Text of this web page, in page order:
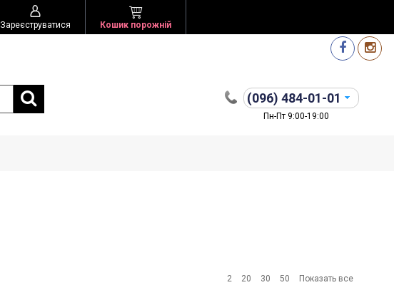
Зареєструватися Кошик порожній
(096) 484-01-01
Пн-Пт 9:00-19:00
2 20 30 50 Показать все